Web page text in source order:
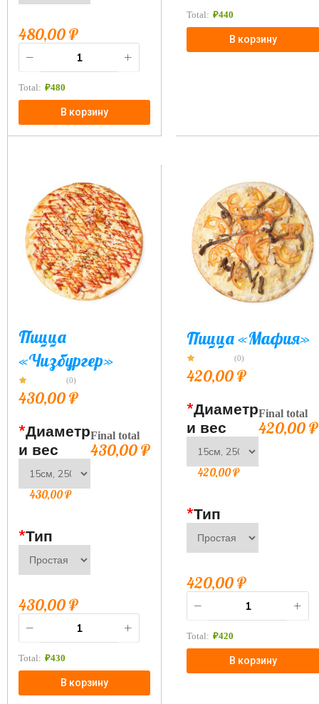
480,00₽
Total: ₽480
В корзину
Total: ₽440
В корзину
Пицца
«Чизбургер»
(0)
430,00₽
*Диаметр
и вес
430,00₽
*Тип
Final total
430,00₽
430,00₽
Total: ₽430
В корзину
Пицца «Мафия»
(0)
420,00₽
*Диаметр
и вес
420,00₽
*Тип
Final total
420,00₽
420,00₽
Total: ₽420
В корзину